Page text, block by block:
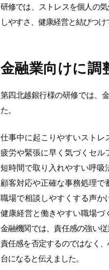
研修では、ストレスを個人の
しやすさ、健康経営と結びつけ
金融業向けに調
第四北越銀行様の研修では、
た。
仕事中に起こりやすいストレ
疲労や緊張に早く気づくセル
短時間で取り入れやすい呼吸
顧客対応や正確な事務処理で
職場で相談しやすくする声か
健康経営と働きやすい職場づ
金融機関では、責任感の強い
責任感を否定するのではなく
台になると伝えました。